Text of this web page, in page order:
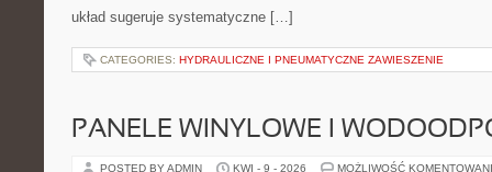
układ sugeruje systematyczne […]
CATEGORIES: HYDRAULICZNE I PNEUMATYCZNE ZAWIESZENIE
PANELE WINYLOWE I
POSTED BY ADMIN KWI - 9 - 2026 MOŻLIWOŚĆ